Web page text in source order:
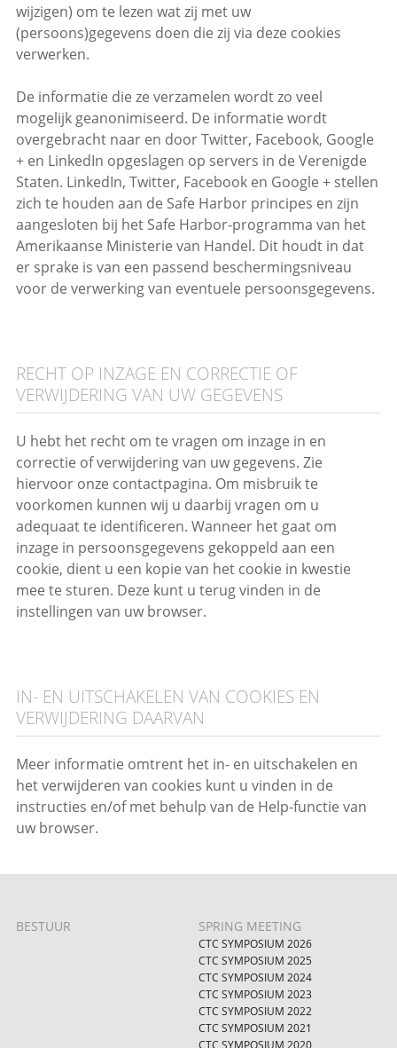
wijzigen) om te lezen wat zij met uw
(persoons)gegevens doen die zij via deze cookies
verwerken.
De informatie die ze verzamelen wordt zo veel
mogelijk geanonimiseerd. De informatie wordt
overgebracht naar en door Twitter, Facebook, Google
+ en LinkedIn opgeslagen op servers in de Verenigde
Staten. LinkedIn, Twitter, Facebook en Google + stellen
zich te houden aan de Safe Harbor principes en zijn
aangesloten bij het Safe Harbor-programma van het
Amerikaanse Ministerie van Handel. Dit houdt in dat
er sprake is van een passend beschermingsniveau
voor de verwerking van eventuele persoonsgegevens.
RECHT OP INZAGE EN CORRECTIE OF
VERWIJDERING VAN UW GEGEVENS
U hebt het recht om te vragen om inzage in en
correctie of verwijdering van uw gegevens. Zie
hiervoor onze contactpagina. Om misbruik te
voorkomen kunnen wij u daarbij vragen om u
adequaat te identificeren. Wanneer het gaat om
inzage in persoonsgegevens gekoppeld aan een
cookie, dient u een kopie van het cookie in kwestie
mee te sturen. Deze kunt u terug vinden in de
instellingen van uw browser.
IN- EN UITSCHAKELEN VAN COOKIES EN
VERWIJDERING DAARVAN
Meer informatie omtrent het in- en uitschakelen en
het verwijderen van cookies kunt u vinden in de
instructies en/of met behulp van de Help-functie van
uw browser.
BESTUUR SPRING MEETING
CTC SYMPOSIUM 2026
CTC SYMPOSIUM 2025
CTC SYMPOSIUM 2024
CTC SYMPOSIUM 2023
CTC SYMPOSIUM 2022
CTC SYMPOSIUM 2021
CTC SYMPOSIUM 2020